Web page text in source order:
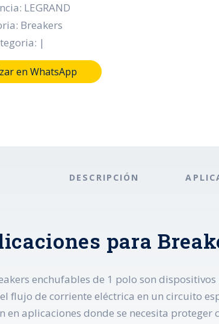
LEGRAND
Breakers
|
en WhatsApp
DESCRIPCIÓN
para
enchufables de 1 polo son
flujo de corriente eléctrica en un circuito
en aplicaciones donde se necesita